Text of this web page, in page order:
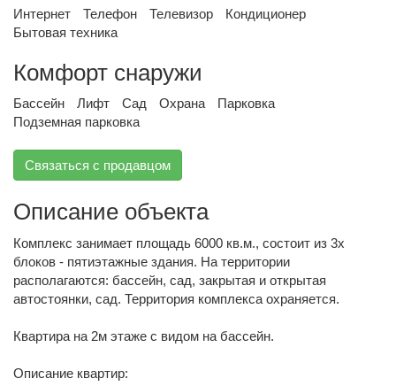
Интернет Телефон Телевизор
Кондиционер
Бытовая техника
Комфорт снаружи
Бассейн Лифт Сад Охрана
Парковка
Подземная парковка
Связаться с продавцом
Описание объекта
Комплекс занимает площадь 6000 кв.м., состоит из 3х
блоков - пятиэтажные здания. На территории
располагаются: бассейн, сад, закрытая и открытая
автостоянки, сад. Территория комплекса охраняется.
Квартира на 2м этаже с видом на бассейн.
Описание квартир: